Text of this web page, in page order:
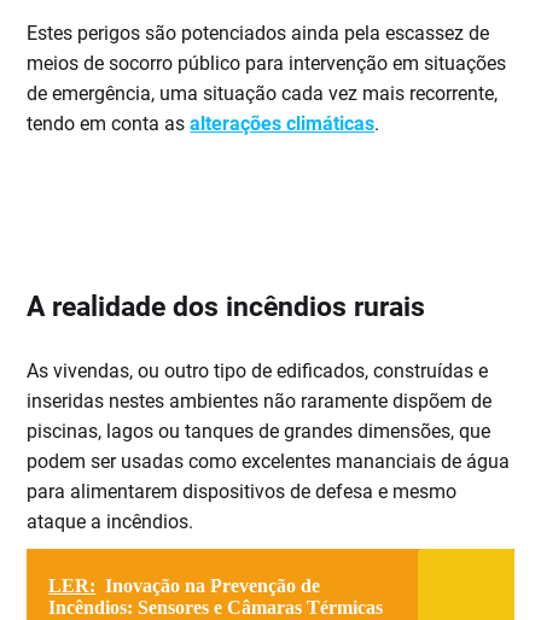
Estes perigos são potenciados ainda pela escassez de
meios de socorro público para intervenção em situações
de emergência, uma situação cada vez mais recorrente,
tendo em conta asalterações climáticas.
A realidade dos incêndios rurais
As vivendas, ou outro tipo de edificados, construídas e
inseridas nestes ambientes não raramente dispõem de
piscinas, lagos ou tanques de grandes dimensões, que
podem ser usadas como excelentes mananciais de água
para alimentarem dispositivos de defesa e mesmo
ataque a incêndios.
LER: Inovação na Prevenção de
Incêndios: Sensores e Câmaras Térmicas